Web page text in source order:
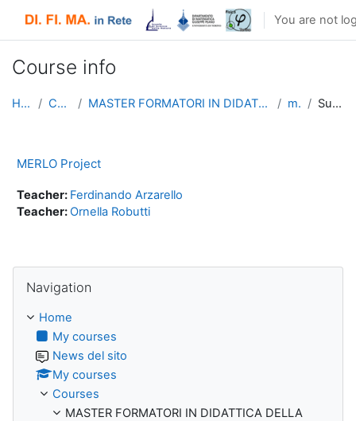
You are not
Course info
Home Courses MASTER FORMATORI IN DIDATTICA DELLA MATEMATICA merlo Summary
MERLO Project
Teacher: Ferdinando Arzarello
Teacher:Ornella Robutti
Navigation
Home
My courses
News del sito
My courses
Courses
MASTER FORMATORI IN DIDATTICA DELLA